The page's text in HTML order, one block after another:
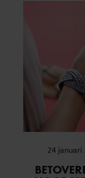
24 januari